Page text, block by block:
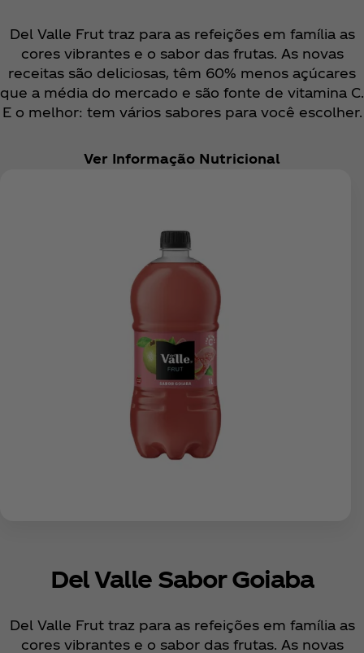
Del Valle Frut traz para as refeições em família as
cores vibrantes e o sabor das frutas. As novas
receitas são deliciosas, têm 60% menos açúcares
que a média do mercado e são fonte de vitamina C.
E o melhor: tem vários sabores para você escolher.
Ver Informação Nutricional
Del Valle Sabor Goiaba
Del Valle Frut traz para as refeições em família as
cores vibrantes e o sabor das frutas. As novas